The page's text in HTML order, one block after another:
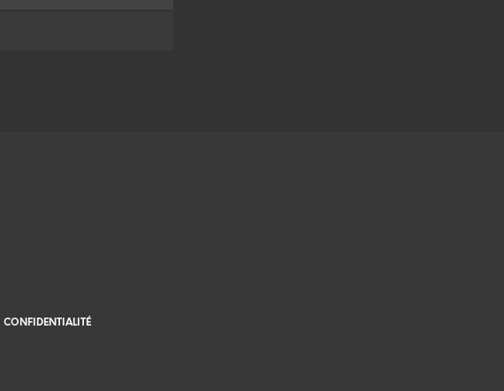
CONFIDENTIALITÉ